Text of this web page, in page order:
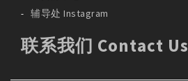
辅导处 Instagram
联系我们 Contact Us